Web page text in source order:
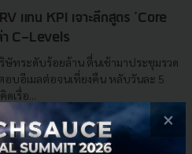
แทน KPI เจาะลึกสูตร 'Core
า C-Levels
ษัทระดับร้อยล้าน ตื่นเช้ามาประชุมรวด
อบอีเมลต่อจนเที่ยงคืน หลับวันละ 5
เรื่อ...
×